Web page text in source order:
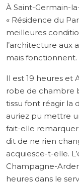
À Saint-Germain-
« Résidence du
meilleures
l’architecture aux
mais fonctionnent.
Il est 19 heures et
robe de chambre
tissu font réagir la
auriez pu mettre
fait-elle remarquer
dit de ne rien
acquiesce-t-elle.
Champagne-
heures dans le